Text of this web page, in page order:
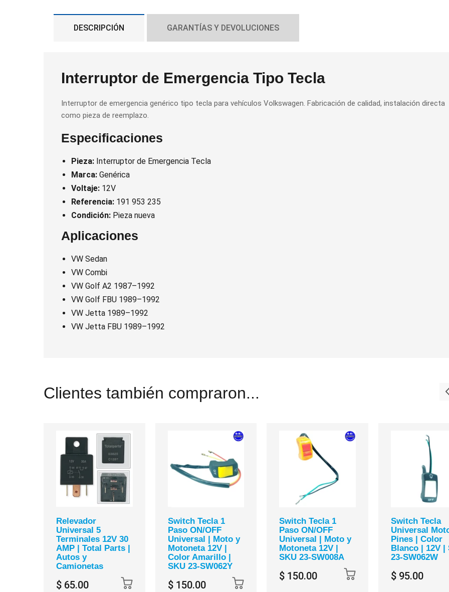
DESCRIPCIÓN GARANTÍAS Y DEVOLUCIONES
Interruptor de Emergencia Tipo Tecla
Interruptor de emergencia genérico tipo tecla para vehículos Volkswagen. Fabricación de calidad, instalación directa
como pieza de reemplazo.
Especificaciones
Pieza: Interruptor de Emergencia Tecla
Marca: Genérica
Voltaje: 12V
Referencia: 191 953 235
Condición: Pieza nueva
Aplicaciones
VW Sedan
VW Combi
VW Golf A2 1987–1992
VW Golf FBU 1989–1992
VW Jetta 1989–1992
VW Jetta FBU 1989–1992
Clientes también compraron...
Relevador
Universal 5
Terminales 12V 30
AMP | Total Parts |
Autos y
Camionetas
$ 65.00
Switch Tecla 1
Paso ON/OFF
Universal | Moto y
Motoneta 12V |
Color Amarillo |
SKU 23-SW062Y
$ 150.00
Switch Tecla 1
Paso ON/OFF
Universal | Moto y
Motoneta 12V |
SKU 23-SW008A
$ 150.00
Switch Tecla
Universal
Pines | Color
Blanco | 12V |
23-SW062W
$ 95.00